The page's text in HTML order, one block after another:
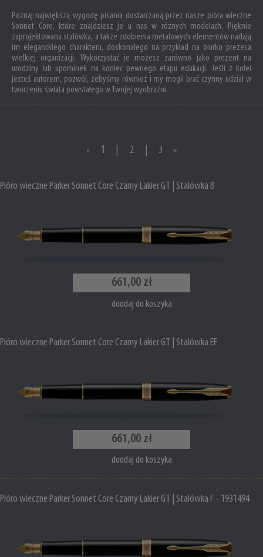
Poznaj największą wygodę pisania dostarczaną przez nasze pióra wieczne
Sonnet Core, które znajdziesz je u nas w różnych modelach. Pięknie
zaprojektowana stalówka, a także zdobienia metalowych elementów nadają
im eleganckiego charakteru, doskonałego na przykład na biurko prezesa
wielkiej organizacji. Wykorzystać je możesz zarówno jako prezent na
urodziny lub upominek na koniec pewnego etapu edukacji. Jeśli z kolei
jesteś autorem, pozwól, żebyśmy również i my mogli brać czynny udział w
tworzeniu świata powstałego w Twojej wyobraźni.
« 1 2 3 »
Pióro wieczne Parker Sonnet Core Czarny Lakier GT | Stalówka B
661,00 zł
doodaj do koszyka
Pióro wieczne Parker Sonnet Core Czarny Lakier GT | Stalówka EF
661,00 zł
doodaj do koszyka
Pióro wieczne Parker Sonnet Core Czarny Lakier GT | Stalówka F - 1931494